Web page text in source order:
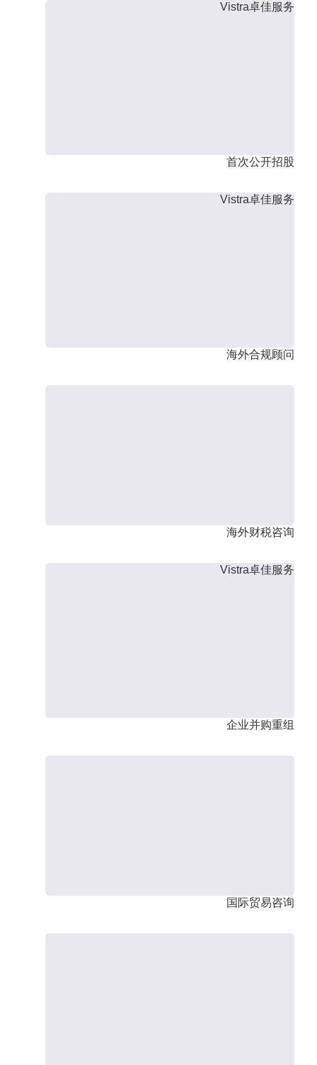
Vistra卓佳服务
首次公开招股
Vistra卓佳服务
海外合规顾问
海外财税咨询
Vistra卓佳服务
企业并购重组
国际贸易咨询